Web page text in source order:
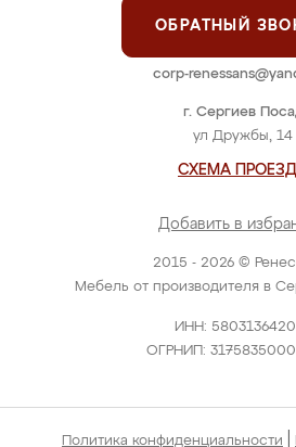
2015 - 2026 ©
Мебель от производителя в
ИНН:
ОГРНИП:
г. Сергиев
ул Дружбы, 14
СХЕМА
Добавить в
ОБРАТНЫЙ
corp-
Политика конфиденциальности